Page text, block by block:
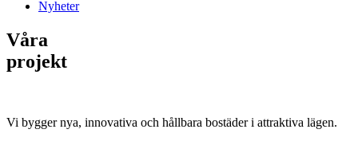
Nyheter
Våra
projekt
Vi bygger nya, innovativa och hållbara bostäder i attraktiva lägen.